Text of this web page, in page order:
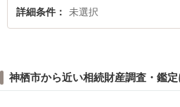
詳細条件 未選択
神栖市から近い相続財産調査・鑑